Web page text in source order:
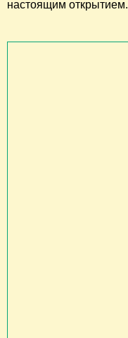
настоящим открытием.